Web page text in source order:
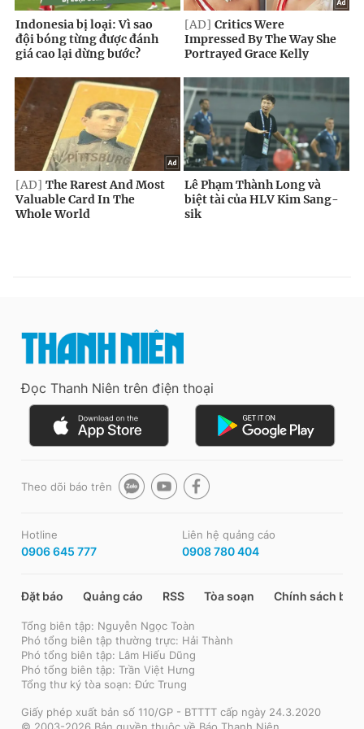
Đọc Thanh Niên trên điện thoại
Theo dõi báo trên
Hotline
0906 645 777
Liên hệ quảng cáo
0908 780 404
Đặt báo Quảng cáo RSS Tòa soạn Chính sách bảo
Tổng biên tập: Nguyễn Ngọc Toàn
Phó tổng biên tập thường trực: Hải Thành
Phó tổng biên tập: Lâm Hiếu Dũng
Phó tổng biên tập: Trần Việt Hưng
Tổng thư ký tòa soạn: Đức Trung
Giấy phép xuất bản số 110/GP - BTTTT cấp ngày 24.3.2020
© 2003-2026 Bản quyền thuộc về Báo Thanh Niên.